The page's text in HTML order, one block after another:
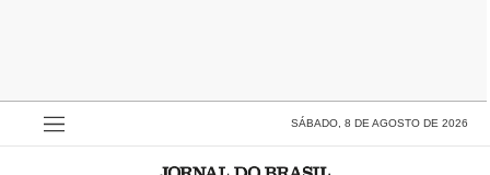
SÁBADO, 8 DE AGOSTO DE 2026